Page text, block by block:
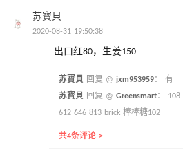
苏寳貝
2020-08-31 19:50:38
出口红80，生姜150
苏寳貝 回复 @ jxm953959： 有
苏寳貝 回复 @ Greensmart： 108
612 646 813 brick 棒棒糖102
共4条评论 >